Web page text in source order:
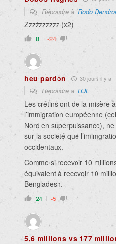
Répondre àRodo
Zzzźzzzzzz (x2)
8 -24
heu pardon 30 jours il y a
Répondre à LOL
Les crétins ont de la misère
l’immigration européenne
Nord en superpuissance),
sur la société que
occidentaux.
Comme si recevoir 10
équivalent à recevoir 10
Bengladesh.
24 -5
5,6 millions vs 177